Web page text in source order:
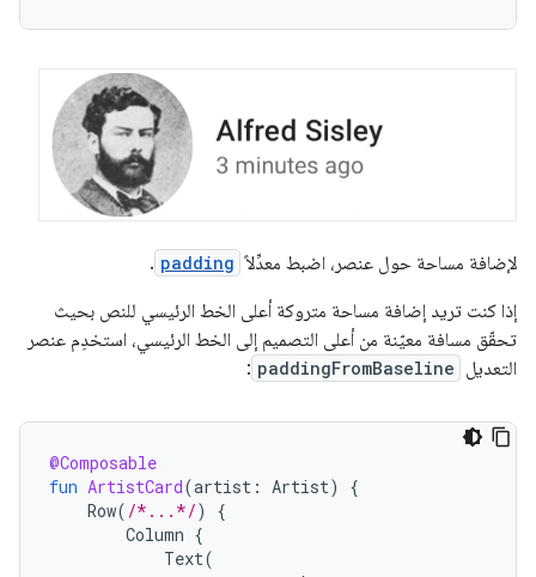
لإضافة مساحة حول عنصر، اضبط معدِّلاً padding
.
إذا كنت تريد إضافة مساحة متروكة أعلى الخط الرئيسي للنص بحيث
تحقّق مسافة معيّنة من أعلى التصميم إلى الخط الرئيسي، استخدِم عنصر
التعديل paddingFromBaseline
:
@Composable
fun ArtistCard(artist : Artist)
{
Row( /*...*/)
{
Column {
Text(